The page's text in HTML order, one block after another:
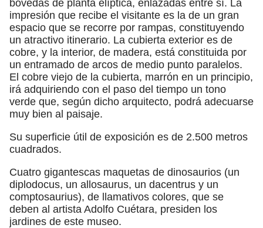
bóvedas de planta elíptica, enlazadas entre sí. La
impresión que recibe el visitante es la de un gran
espacio que se recorre por rampas, constituyendo
un atractivo itinerario. La cubierta exterior es de
cobre, y la interior, de madera, está constituida por
un entramado de arcos de medio punto paralelos.
El cobre viejo de la cubierta, marrón en un principio,
irá adquiriendo con el paso del tiempo un tono
verde que, según dicho arquitecto, podrá adecuarse
muy bien al paisaje.
Su superficie útil de exposición es de 2.500 metros
cuadrados.
Cuatro gigantescas maquetas de dinosaurios (un
diplodocus, un allosaurus, un dacentrus y un
comptosaurius), de llamativos colores, que se
deben al artista Adolfo Cuétara, presiden los
jardines de este museo.